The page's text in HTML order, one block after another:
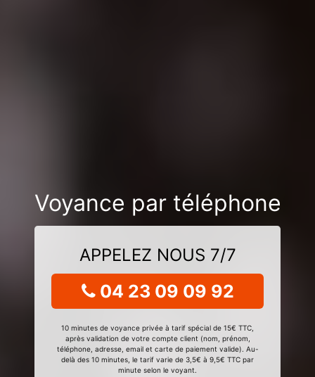
Voyance par téléphone
APPELEZ NOUS 7/7
04 23 09 09 92
10 minutes de voyance privée à tarif spécial de 15€ TTC,
après validation de votre compte client (nom, prénom,
téléphone, adresse, email et carte de paiement valide). Au-
delà des 10 minutes, le tarif varie de 3,5€ à 9,5€ TTC par
minute selon le voyant.